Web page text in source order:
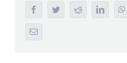
FacebookTwitterReddit
E-